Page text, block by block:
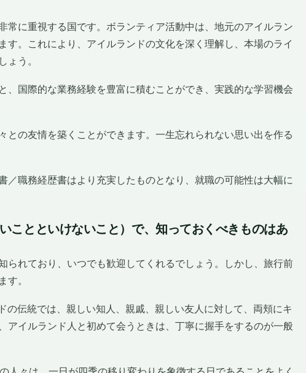
常に重視する国です。ボランティア活動中は、地元のアイルラン
す。これにより、アイルランドの文化を深く理解し、本場のライ
ょう。
、国際的な業務経験を豊富に積むことができ、実践的な学習機会
との友情を築くことができます。一生忘れられない思い出を作る
／職務経歴書はより充実したものとなり、就職の可能性は大幅に
ことといけないこと）で、知っておくべきものはあ
られており、いつでも歓迎してくれるでしょう。しかし、旅行前
す。
の伝統では、親しい知人、親戚、親しい友人に対して、両頬にキ
アイルランド人と初めて会うときは、丁寧に握手をするのが一般